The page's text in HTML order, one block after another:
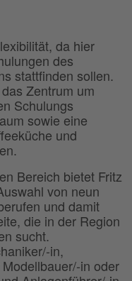
da hier
des
stattfinden sollen.
Zentrum um
Schulungs
sowie eine
und
Bereich bietet Fritz
von neun
und damit
die in der Region
sucht.
in,
in oder